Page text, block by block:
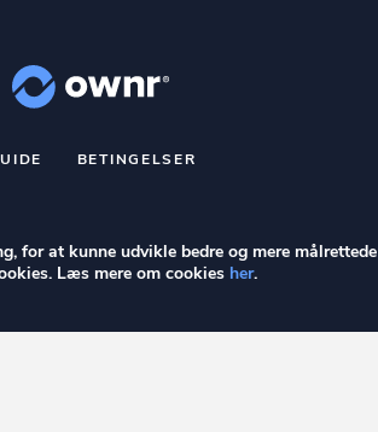
BETINGELSER
26. 2., 2600 Glostrup, info@ownr.dk
for at kunne udvikle bedre og mere målrettede
Læs mere om cookies her.